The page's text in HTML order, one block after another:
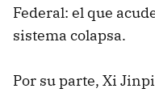
Federal: el que
sistema colapsa.
Por su parte, Xi